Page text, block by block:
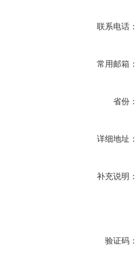
联系电话：
常用邮箱：
省份：
详细地址：
补充说明：
验证码：